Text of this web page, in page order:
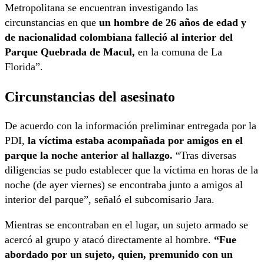
Metropolitana se encuentran investigando las
circunstancias en que un hombre de 26 años de edad y
de nacionalidad colombiana falleció al interior del
Parque Quebrada de Macul, en la comuna de La
Florida”.
Circunstancias del asesinato
De acuerdo con la información preliminar entregada por la
PDI, la víctima estaba acompañada por amigos en el
parque la noche anterior al hallazgo. “Tras diversas
diligencias se pudo establecer que la víctima en horas de la
noche (de ayer viernes) se encontraba junto a amigos al
interior del parque”, señaló el subcomisario Jara.
Mientras se encontraban en el lugar, un sujeto armado se
acercó al grupo y atacó directamente al hombre. “Fue
abordado por un sujeto, quien, premunido con un